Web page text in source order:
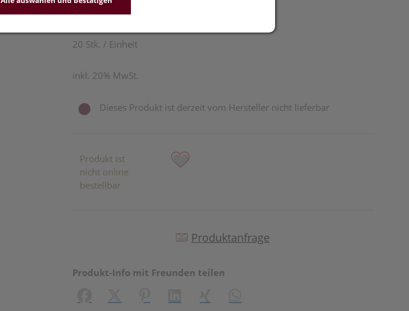
20,45 EUR
20 Stk. / Einheit
inkl. 20% MwSt.
Dieses Produkt ist derzeit vom Hersteller nicht lieferbar
Produkt ist
nicht online
bestellbar
Produktanfrage
Produkt-Info mit Freunden teilen